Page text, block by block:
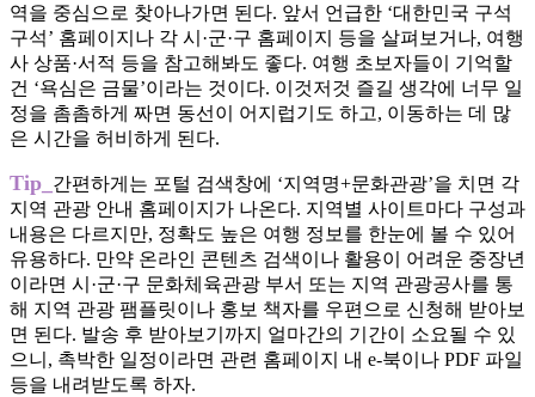
역을 중심으로 찾아나가면 된다. 앞서 언급한 ‘대한민국 구석
구석’ 홈페이지나 각 시·군·구 홈페이지 등을 살펴보거나, 여행
사 상품·서적 등을 참고해봐도 좋다. 여행 초보자들이 기억할
건 ‘욕심은 금물’이라는 것이다. 이것저것 즐길 생각에 너무 일
정을 촘촘하게 짜면 동선이 어지럽기도 하고, 이동하는 데 많
은 시간을 허비하게 된다.
Tip_ 간편하게는 포털 검색창에 ‘지역명+문화관광’을 치면 각
지역 관광 안내 홈페이지가 나온다. 지역별 사이트마다 구성과
내용은 다르지만, 정확도 높은 여행 정보를 한눈에 볼 수 있어
유용하다. 만약 온라인 콘텐츠 검색이나 활용이 어려운 중장년
이라면 시·군·구 문화체육관광 부서 또는 지역 관광공사를 통
해 지역 관광 팸플릿이나 홍보 책자를 우편으로 신청해 받아보
면 된다. 발송 후 받아보기까지 얼마간의 기간이 소요될 수 있
으니, 촉박한 일정이라면 관련 홈페이지 내 e-북이나 PDF 파일
등을 내려받도록 하자.